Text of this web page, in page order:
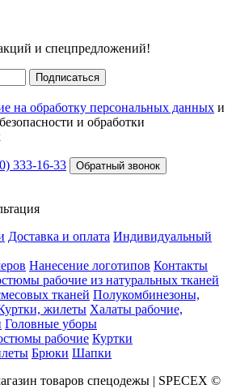
и спецпредложений!
Подписаться
на обработку персональных данных и
и обработки
333-16-33 Обратный звонок
Доставка и оплата Индивидуальный
Нанесение логотипов Контакты
рабочие из натуральных тканей
тканей Полукомбинезоны,
жилеты Халаты рабочие,
Головные уборы
рабочие Куртки
Брюки Шапки
товаров спецодежы | SPECEX ©